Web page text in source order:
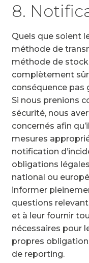
8.
Quels que soient
méthode de
méthode de
complètement
conséquence pas
Si nous prenions
sécurité, nous
concernés afin
mesures
notification
obligations
national ou
informer
questions
et à leur fournir
nécessaires pour
propres
de reporting.